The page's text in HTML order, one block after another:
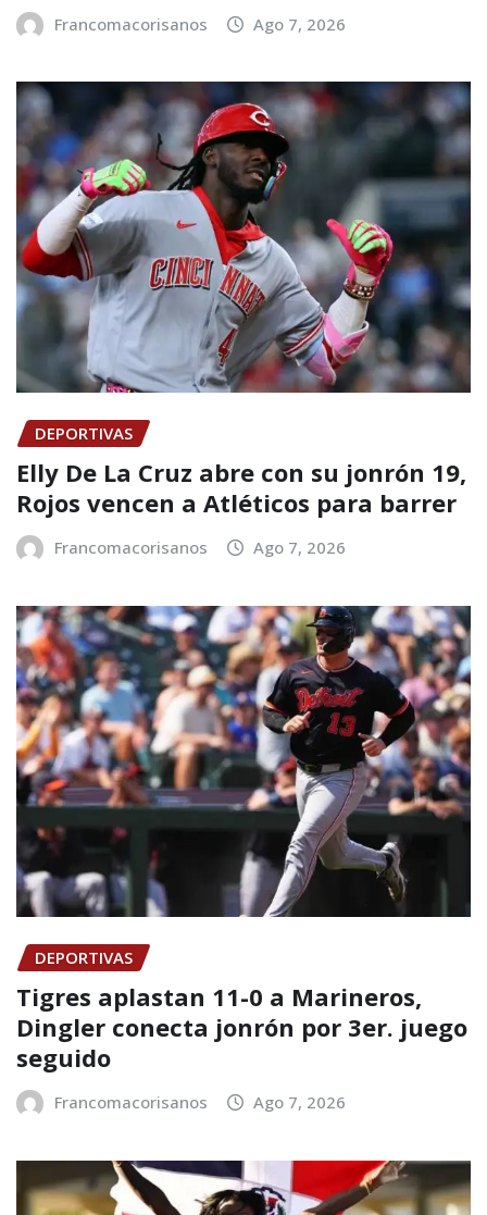
Francomacorisanos Ago 7, 2026
DEPORTIVAS
Elly De La Cruz abre con su jonrón 19,
Rojos vencen a Atléticos para barrer
Francomacorisanos Ago 7, 2026
DEPORTIVAS
Tigres aplastan 11-0 a Marineros,
Dingler conecta jonrón por 3er. juego
seguido
Francomacorisanos Ago 7, 2026